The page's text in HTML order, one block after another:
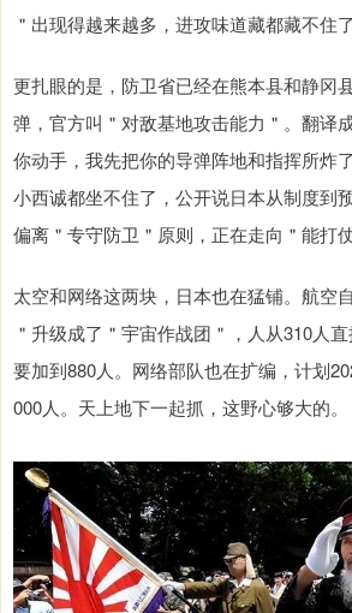
＂出现得越来越多，进攻味道藏都藏不住了
更扎眼的是，防卫省已经在熊本县和静冈
弹，官方叫＂对敌基地攻击能力＂。翻
你动手，我先把你的导弹阵地和指挥所炸
小西诚都坐不住了，公开说日本从制度到
偏离＂专守防卫＂原则，正在走向＂能打仗
太空和网络这两块，日本也在猛铺。航空
＂升级成了＂宇宙作战团＂，人从310人
要加到880人。网络部队也在扩编，计划
000人。天上地下一起抓，这野心够大的。